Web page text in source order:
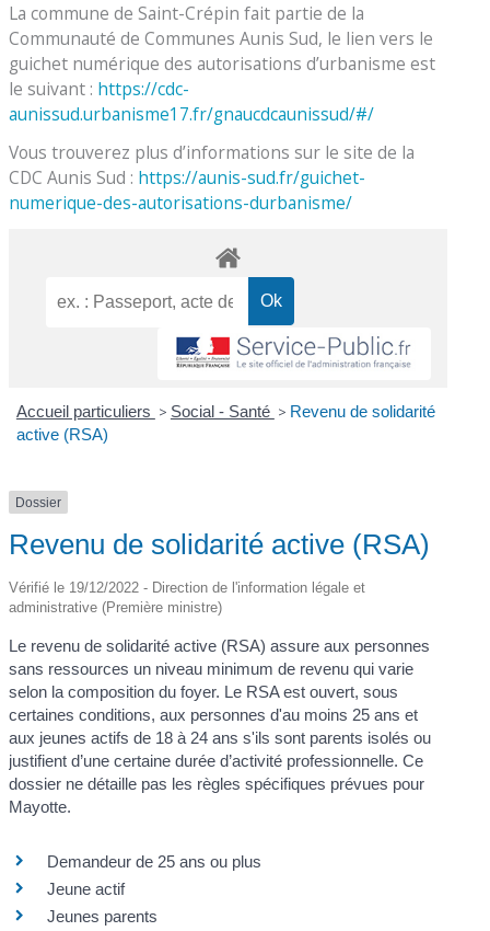
La commune de Saint-Crépin fait partie de la
Communauté de Communes Aunis Sud, le lien vers le
guichet numérique des autorisations d’urbanisme est
le suivant : https://cdc-
aunissud.urbanisme17.fr/gnaucdcaunissud/#/
Vous trouverez plus d’informations sur le site de la
CDC Aunis Sud : https://aunis-sud.fr/guichet-
numerique-des-autorisations-durbanisme/
Accueil particuliers > Social - Santé > Revenu de solidarité
active (RSA)
Dossier
Revenu de solidarité active (RSA)
Vérifié le 19/12/2022 - Direction de l'information légale et
administrative (Première ministre)
Le revenu de solidarité active (RSA) assure aux personnes
sans ressources un niveau minimum de revenu qui varie
selon la composition du foyer. Le RSA est ouvert, sous
certaines conditions, aux personnes d'au moins 25 ans et
aux jeunes actifs de 18 à 24 ans s'ils sont parents isolés ou
justifient d’une certaine durée d’activité professionnelle. Ce
dossier ne détaille pas les règles spécifiques prévues pour
Mayotte.
Demandeur de 25 ans ou plus
Jeune actif
Jeunes parents